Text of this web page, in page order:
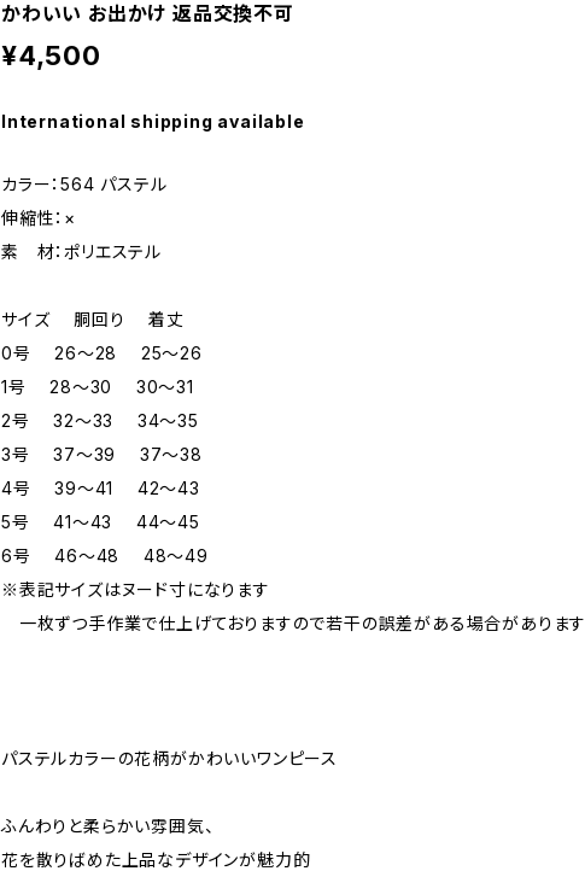
かわいい お出かけ 返品交換不可
¥4,500
International shipping available
カラー：564 パステル
伸縮性：×
素 材：ポリエステル
サイズ 胴回り 着丈
0号 26～28 25～26
1号 28～30 30～31
2号 32～33 34～35
3号 37～39 37～38
4号 39～41 42～43
5号 41～43 44～45
6号 46～48 48～49
※表記サイズはヌード寸になります
一枚ずつ手作業で仕上げておりますので若干の誤差がある場合があります
パステルカラーの花柄がかわいいワンピース
ふんわりと柔らかい雰囲気、
花を散りばめた上品なデザインが魅力的